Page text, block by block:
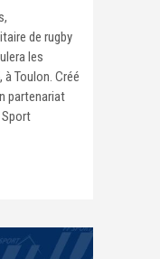
de rugby
les
à Toulon. Créé
partenariat
Sport